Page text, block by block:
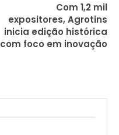
Com 1,2 mil
expositores, Agrotins
inicia edição histórica
com foco em inovação